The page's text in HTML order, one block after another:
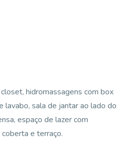
hidromassagens com box
lavabo, sala de jantar ao lado do
espaço de lazer com
e terraço.